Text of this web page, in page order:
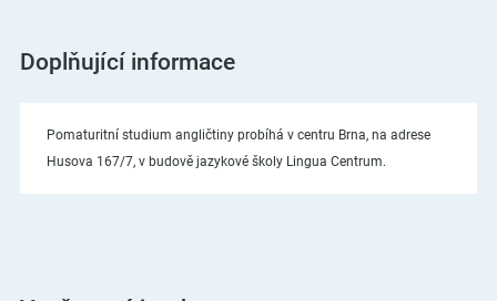
Doplňující informace
Pomaturitní studium angličtiny probíhá v centru Brna, na adrese
Husova 167/7, v budově jazykové školy Lingua Centrum.